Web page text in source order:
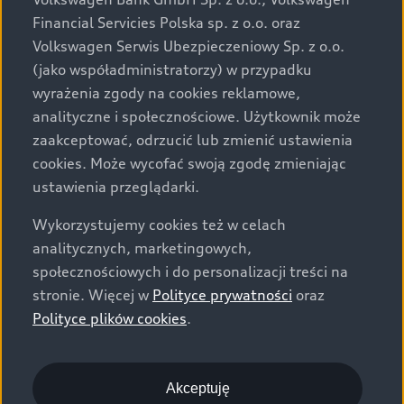
za dopłatą. Wiążące ustalenie ceny, wyposażenia i
specyfikacji pojazdu następują w umowie sprzedaży, a
określenie parametrów technicznych zawiera
świadectwo homologacji typu pojazdu. Zastrzegamy
sobie prawo do zmian i pomyłek. Wszelkie informacje
prezentowane na stronie są aktualne na dzień ich
zamieszczania. W celu uzyskania najnowszych
informacji prosimy kontaktować się z Partnerem Marki
Audi.
Wszystkie produkowane obecnie samochody marki Audi
są wykonywane z materiałów spełniających pod
względem możliwości odzysku i recyklingu wymagania
określone w normie ISO 22628 i są zgodne z
europejskimi świadectwami homologacji wydanymi wg
o.o. podlega obowiązkowi zapewnienia wszystkim
użytkownikom samochodów marki Volkswagen sieci
Financial Servicies Polska sp. z o.o. oraz
Volkswagen Serwis Ubezpieczeniowy Sp. z o.o.
(jako współadministratorzy) w przypadku
wyrażenia zgody na cookies reklamowe,
analityczne i społecznościowe. Użytkownik może
zaakceptować, odrzucić lub zmienić ustawienia
cookies. Może wycofać swoją zgodę zmieniając
ustawienia przeglądarki.
Wykorzystujemy cookies też w celach
analitycznych, marketingowych,
społecznościowych i do personalizacji treści na
stronie. Więcej w Polityce prywatności oraz
Polityce plików cookies.
Akceptuję